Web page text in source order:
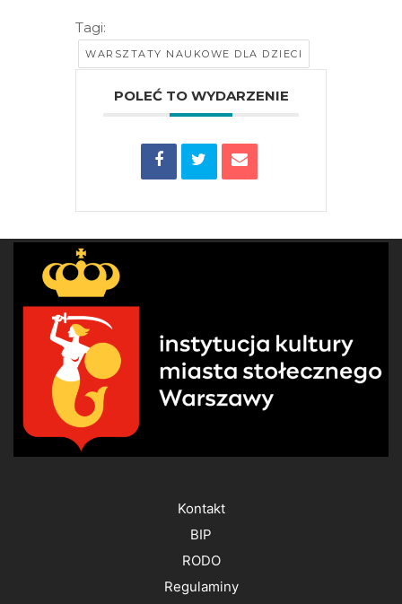
Tagi:
WARSZTATY NAUKOWE DLA DZIECI
POLEĆ TO WYDARZENIE
Kontakt
BIP
RODO
Regulaminy